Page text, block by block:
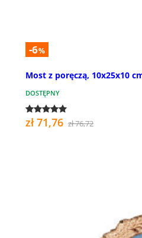
-6%
Most z poręczą, 10x25x10
DOSTĘPNY
zł 71,76 zł 76,72